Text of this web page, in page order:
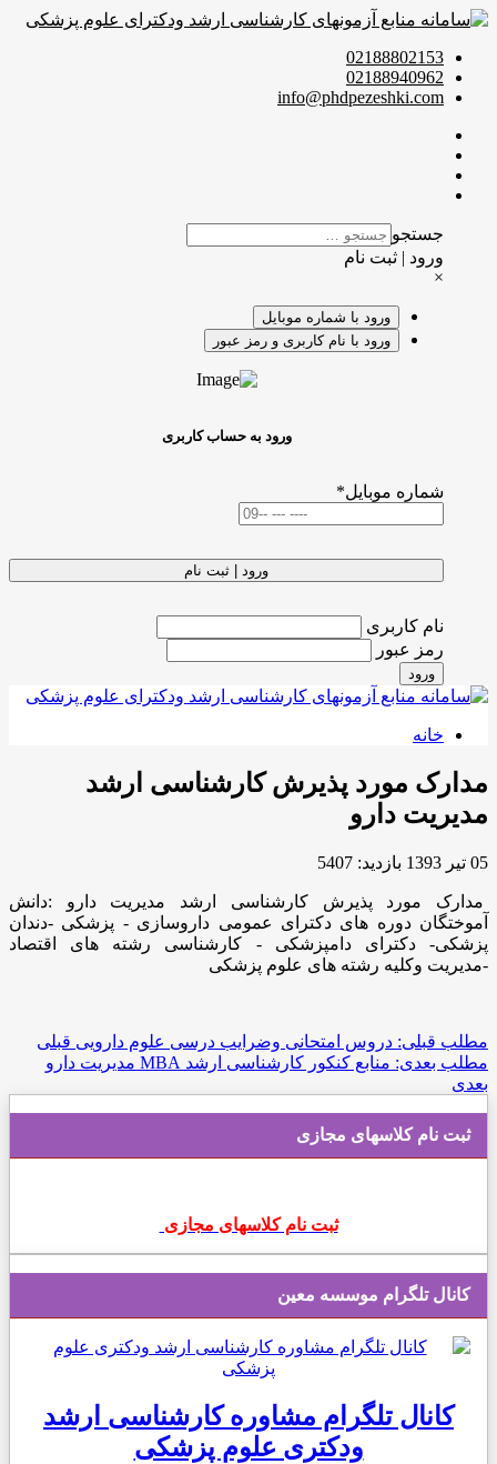
02188802153
02188940962
info@phdpezeshki.com
جستجو
ورود | ثبت نام
×
ورود با شماره موبایل
ورود با نام کاربری و رمز عبور
ورود به حساب کاربری
شماره موبایل*
ورود | ثبت نام
نام کاربری
رمز عبور
ورود
خانه
مدارک مورد پذیرش کارشناسی ارشد
مدیریت دارو
05 تیر 1393 بازدید: 5407
مدارک مورد پذیرش کارشناسی ارشد مدیریت دارو :دانش
آموختگان دوره های دکترای عمومی داروسازی - پزشکی -دندان
پزشکی- دکترای دامپزشکی - کارشناسی رشته های اقتصاد
-مدیریت وکلیه رشته های علوم پزشکی
مطلب قبلی: دروس امتحانی وضرایب درسی علوم دارویی قبلی
مطلب بعدی: منابع کنکور کارشناسی ارشد MBA مدیریت دارو
بعدی
ثبت نام کلاسهای مجازی
ثبت نام کلاسهای مجازی
کانال تلگرام موسسه معین
کانال تلگرام مشاوره کارشناسی ارشد
ودکتری علوم پزشکی